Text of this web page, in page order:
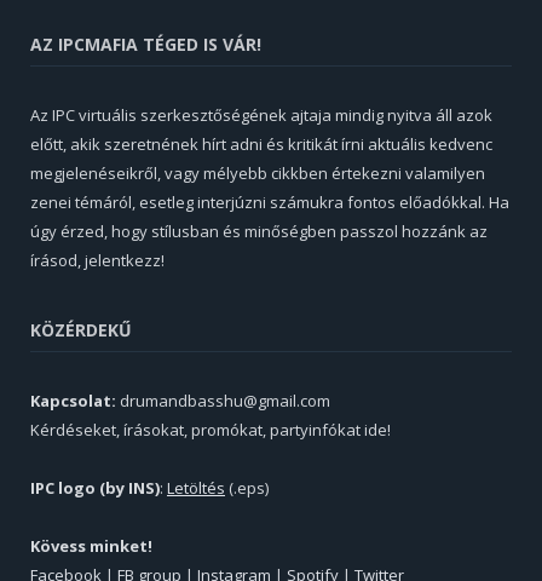
AZ IPCMAFIA TÉGED IS VÁR!
Az IPC virtuális szerkesztőségének ajtaja mindig nyitva áll azok
előtt, akik szeretnének hírt adni és kritikát írni aktuális kedvenc
megjelenéseikről, vagy mélyebb cikkben értekezni valamilyen
zenei témáról, esetleg interjúzni számukra fontos előadókkal. Ha
úgy érzed, hogy stílusban és minőségben passzol hozzánk az
írásod, jelentkezz!
KÖZÉRDEKŰ
Kapcsolat: drumandbasshu@gmail.com
Kérdéseket, írásokat, promókat, partyinfókat ide!
IPC logo (by INS): Letöltés (.eps)
Kövess minket!
Facebook | FB group | Instagram | Spotify | Twitter